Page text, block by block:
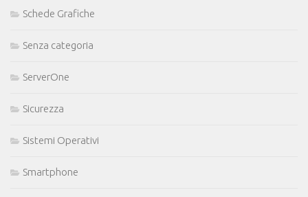
Schede Grafiche
Senza categoria
ServerOne
Sicurezza
Sistemi Operativi
Smartphone